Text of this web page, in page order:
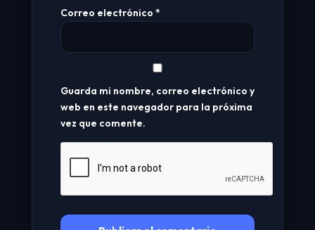
Correo electrónico *
Guarda mi nombre, correo electrónico y
web en este navegador para la próxima
vez que comente.